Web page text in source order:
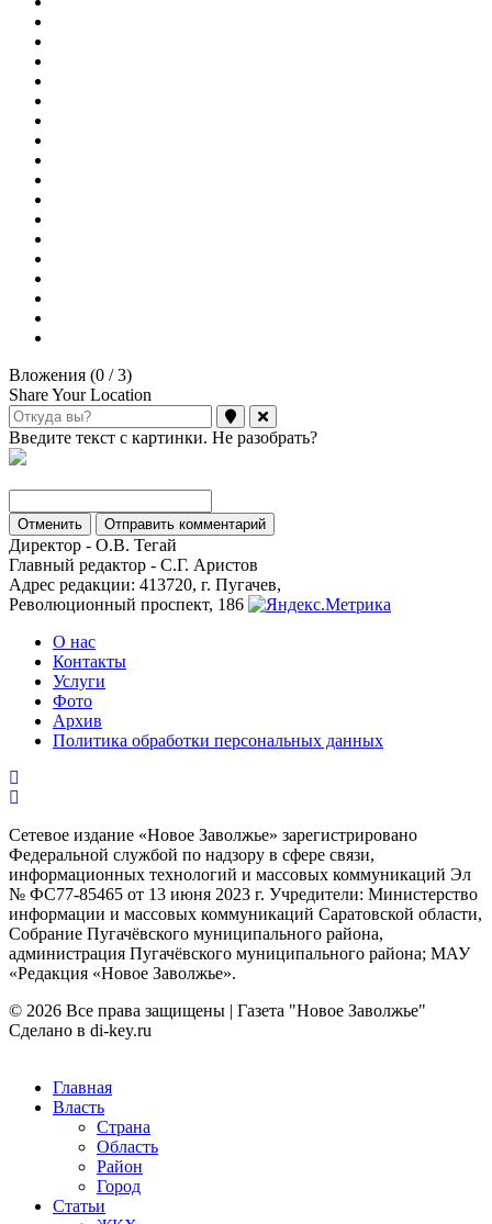
Вложения (0 / 3)
Share Your Location
Введите текст с картинки. Не разобрать?
Отменить Отправить комментарий
Директор - О.В. Тегай
Главный редактор - С.Г. Аристов
Адрес редакции: 413720, г. Пугачев,
Революционный проспект, 186
О нас
Контакты
Услуги
Фото
Архив
Политика обработки персональных данных
Сетевое издание «Новое Заволжье» зарегистрировано
Федеральной службой по надзору в сфере связи,
информационных технологий и массовых коммуникаций Эл
№ ФС77-85465 от 13 июня 2023 г. Учредители: Министерство
информации и массовых коммуникаций Саратовской области,
Собрание Пугачёвского муниципального района,
администрация Пугачёвского муниципального района; МАУ
«Редакция «Новое Заволжье».
© 2026 Все права защищены | Газета "Новое Заволжье"
Сделано в di-key.ru
Главная
Власть
Страна
Область
Район
Город
Статьи